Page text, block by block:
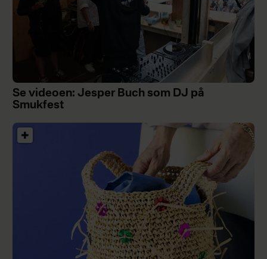
Se videoen: Jesper Buch som DJ på
Smukfest